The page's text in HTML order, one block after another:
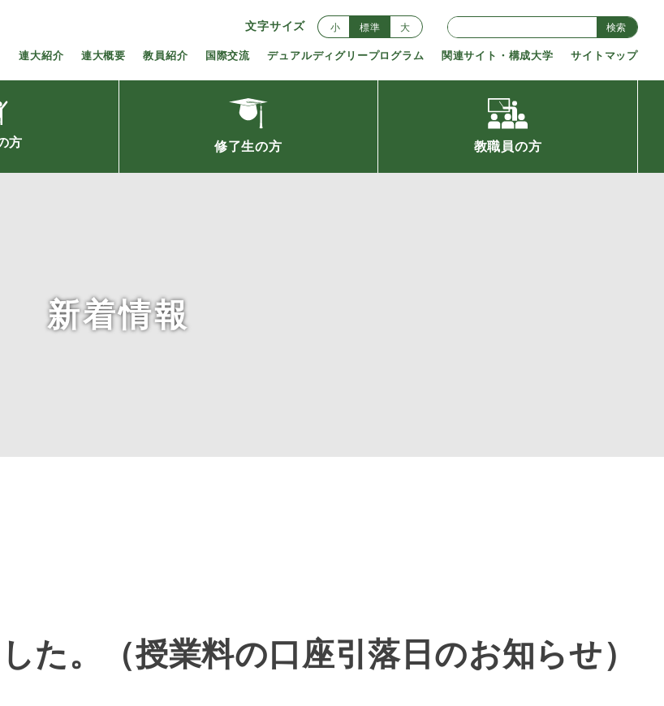
文字サイズ 小 標準 大 検索
連大紹介 連大概要 教員紹介 国際交流 デュアルディグリープログラム 関連サイト・構成大学 サイトマップ
方 修了生の方 教職員の方
新着情報
た。（授業料の口座引落日のお知らせ）